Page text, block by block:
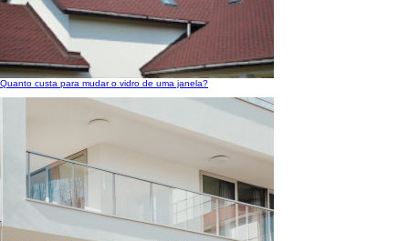
Quanto custa para mudar o vidro de uma janela?